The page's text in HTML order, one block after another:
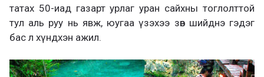
татах 50-иад газарт урлаг уран сайхны тоглолттой
тул аль руу нь явж, юугаа үзэхээ зөв шийднэ гэдэг
бас л хүндхэн ажил.